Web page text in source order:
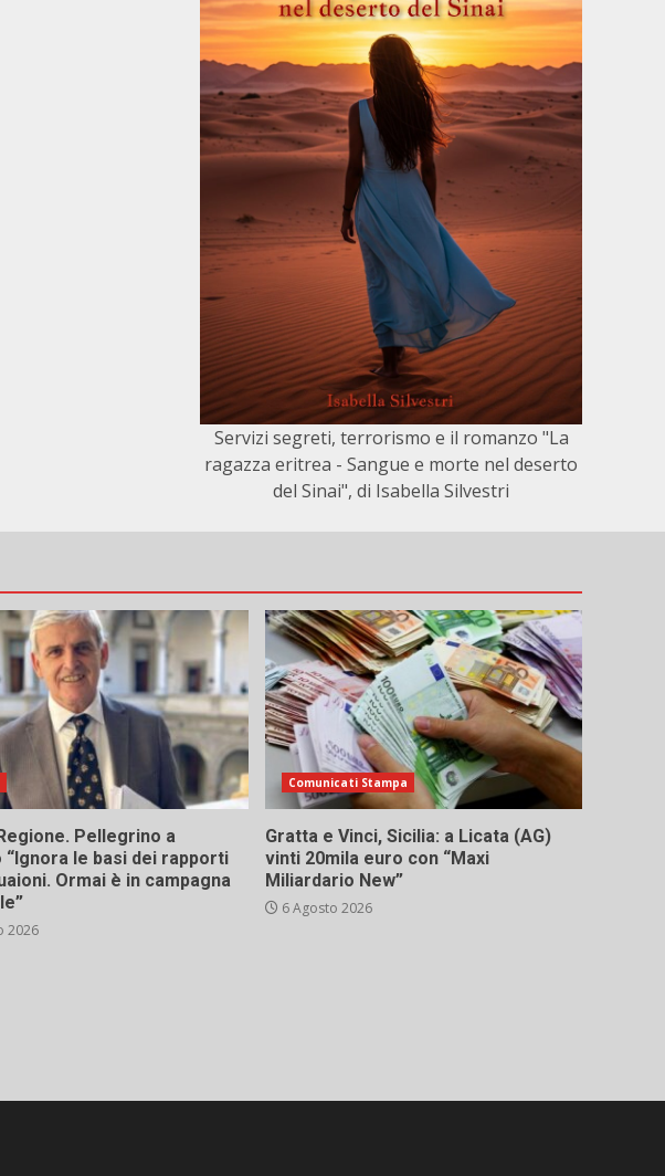
Servizi segreti, terrorismo e il romanzo "La
ragazza eritrea - Sangue e morte nel deserto
del Sinai", di Isabella Silvestri
Pellegrino a
“Ignora le basi dei rapporti
Ormai è in campagna
2026
Comunicati Stampa
Gratta e Vinci, Sicilia: a Licata (AG)
vinti 20mila euro con “Maxi
Miliardario New”
6 Agosto 2026